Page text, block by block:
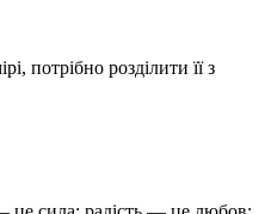
потрібно розділити її з